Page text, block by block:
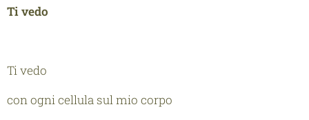
Ti vedo
Ti vedo
con ogni cellula sul mio corpo